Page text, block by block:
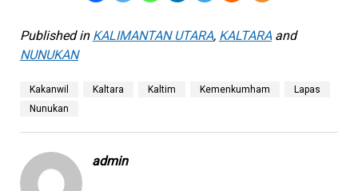
Published in KALIMANTAN UTARA, KALTARAand
NUNUKAN
Kakanwil Kaltara Kaltim Kemenkumham
Lapas
Nunukan
admin